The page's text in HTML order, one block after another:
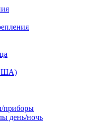
приборы
день/ночь